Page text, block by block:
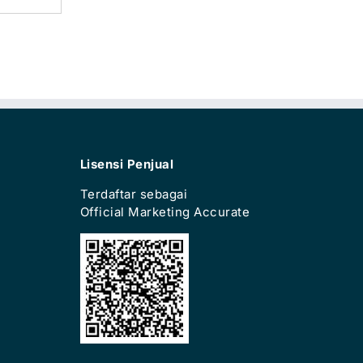
Lisensi Penjual
Terdaftar sebagai
Official Marketing Accurate